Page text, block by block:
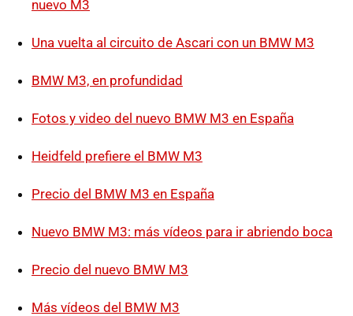
nuevo M3
Una vuelta al circuito de Ascari con un BMW M3
BMW M3, en profundidad
Fotos y video del nuevo BMW M3 en España
Heidfeld prefiere el BMW M3
Precio del BMW M3 en España
Nuevo BMW M3: más vídeos para ir abriendo boca
Precio del nuevo BMW M3
Más vídeos del BMW M3